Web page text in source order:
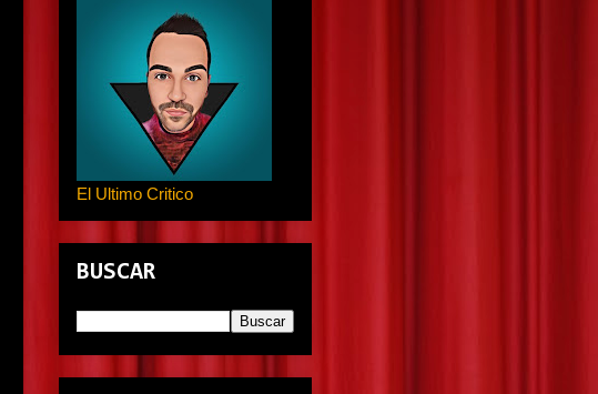
El Ultimo Critico
BUSCAR